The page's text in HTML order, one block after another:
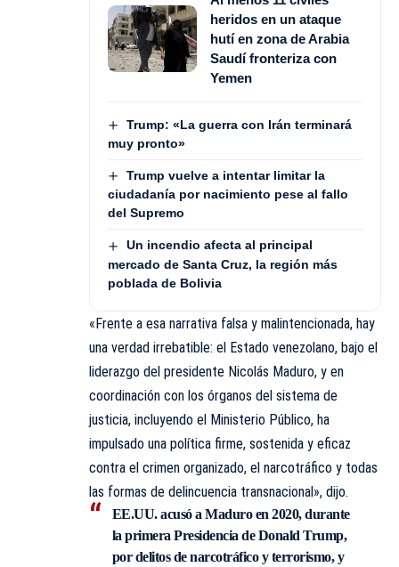
heridos en un ataque
hutí en zona de Arabia
Saudí fronteriza con
Yemen
Trump: «La guerra con Irán terminará
muy pronto»
Trump vuelve a intentar limitar la
ciudadanía por nacimiento pese al fallo
del Supremo
Un incendio afecta al principal
mercado de Santa Cruz, la región más
poblada de Bolivia
«Frente a esa narrativa falsa y malintencionada, hay
una verdad irrebatible: el Estado venezolano, bajo el
liderazgo del presidente Nicolás Maduro, y en
coordinación con los órganos del sistema de
justicia, incluyendo el Ministerio Público, ha
impulsado una política firme, sostenida y eficaz
contra el crimen organizado, el narcotráfico y todas
las formas de delincuencia transnacional», dijo.
EE.UU. acusó a Maduro en 2020, durante
la primera Presidencia de Donald Trump,
por delitos de narcotráfico y terrorismo, y